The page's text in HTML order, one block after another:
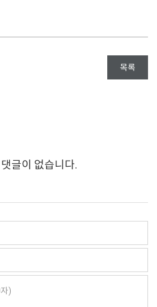
목록
글이 없습니다.